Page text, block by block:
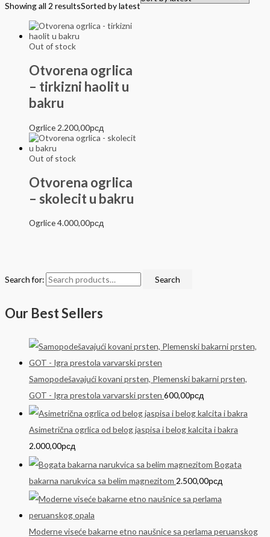
Search for: Search
Our Best Sellers
Samopodešavajući kovani prsten, Plemenski bakarni prsten,
GOT - Igra prestola varvarski prsten 600,00рсд
Asimetrična ogrlica od belog jaspisa i belog kalcita i bakra
2.000,00рсд
Bogata
bakarna narukvica sa belim magnezitom 2.500,00рсд
Moderne viseće bakarne etno naušnice sa perlama peruanskog
Showing all 2 resultsSorted by latest
Out of stock
Otvorena ogrlica
– tirkizni haolit u
bakru
Ogrlice 2.200,00рсд
Out of stock
Otvorena ogrlica
– skolecit u bakru
Ogrlice4.000,00рсд